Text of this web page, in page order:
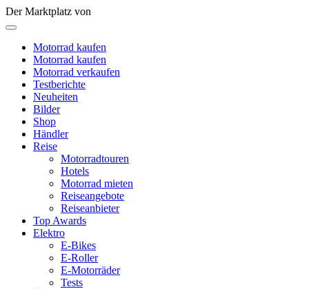
Der Marktplatz von
Motorrad kaufen
Motorrad kaufen
Motorrad verkaufen
Testberichte
Neuheiten
Bilder
Shop
Händler
Reise
Motorradtouren
Hotels
Motorrad mieten
Reiseangebote
Reiseanbieter
Top Awards
Elektro
E-Bikes
E-Roller
E-Motorräder
Tests